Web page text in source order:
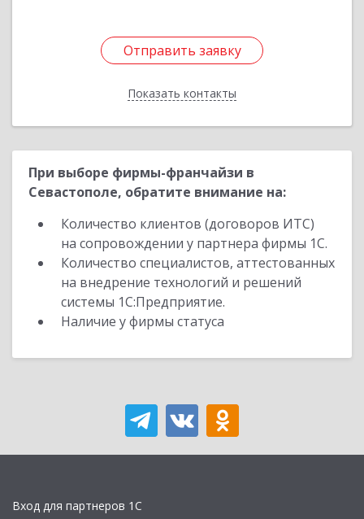
Отправить заявку
Показать контакты
Отправить заявку
Назад
При выборе фирмы-франчайзи в
Севастополе, обратите внимание на:
Количество клиентов (договоров ИТС)
на сопровождении у партнера фирмы 1С.
Количество специалистов, аттестованных
на внедрение технологий и решений
системы 1С:Предприятие.
Наличие у фирмы статуса
Вход для партнеров 1С